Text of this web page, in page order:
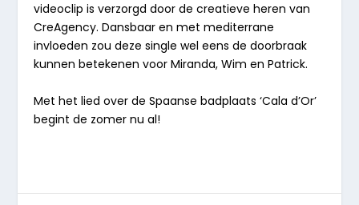
videoclip is verzorgd door de creatieve heren van
CreAgency. Dansbaar en met mediterrane
invloeden zou deze single wel eens de doorbraak
kunnen betekenen voor Miranda, Wim en Patrick.
Met het lied over de Spaanse badplaats ‘Cala d’Or’
begint de zomer nu al!